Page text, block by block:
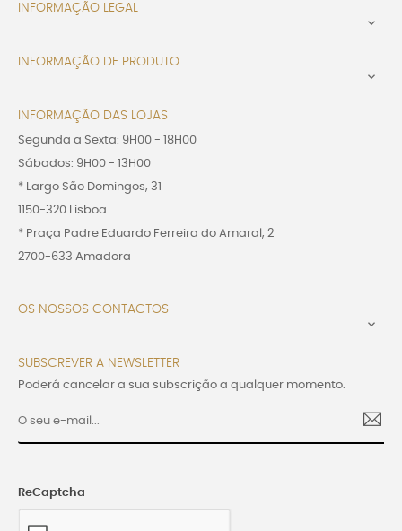
INFORMAÇÃO LEGAL

INFORMAÇÃO DE PRODUTO

INFORMAÇÃO DAS LOJAS
Segunda a Sexta: 9H00 - 18H00
Sábados: 9H00 - 13H00
* Largo São Domingos, 31
1150-320 Lisboa
* Praça Padre Eduardo Ferreira do Amaral, 2
2700-633 Amadora
OS NOSSOS CONTACTOS

SUBSCREVER A NEWSLETTER
Poderá cancelar a sua subscrição a qualquer momento.
ReCaptcha